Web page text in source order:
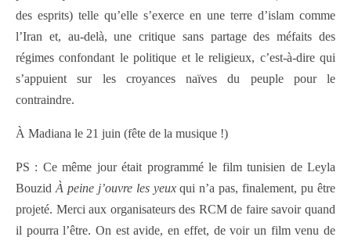
des esprits) telle qu’elle s’exerce en une terre d’islam comme
l’Iran et, au-delà, une critique sans partage des méfaits des
régimes confondant le politique et le religieux, c’est-à-dire qui
s’appuient sur les croyances naïves du peuple pour le
contraindre.
À Madiana le 21 juin (fête de la musique !)
PS : Ce même jour était programmé le film tunisien de Leyla
BouzidÀ peine j’ouvre les yeuxqui n’a pas, finalement, pu être
projeté. Merci aux organisateurs des RCM de faire savoir quand
il pourra l’être. On est avide, en effet, de voir un film venu de